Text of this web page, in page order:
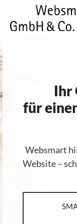
Zum Inhalt springen
Ihr
für
Websmart
Website –